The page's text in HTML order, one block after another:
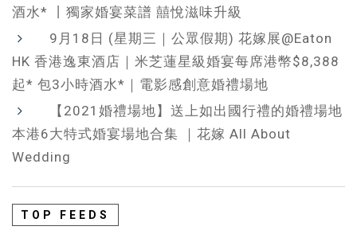
酒水* 丨獨家婚宴菜譜 囍悅滋味升級
9月18日 (星期三｜公眾假期) 花嫁展@Eaton
HK 香港逸東酒店｜米芝蓮星級婚宴每席港幣$8,388
起* 包3小時酒水*｜電影感創意婚禮場地
【2021婚禮場地】送上如出國行禮的婚禮場地
本港6大特式婚宴場地合集 ｜花嫁 All About
Wedding
TOP FEEDS